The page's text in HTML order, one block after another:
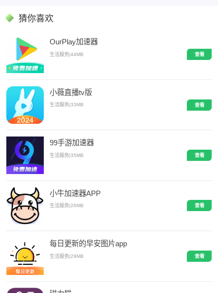
猜你喜欢
OurPlay加速器
生活服务|44MB 查看
小薇直播tv版
生活服务|33MB 查看
99手游加速器
生活服务|35MB 查看
小牛加速器APP
生活服务|26MB 查看
每日更新的早安图片app
生活服务|29MB 查看